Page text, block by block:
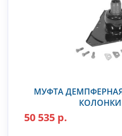
МУФТА ДЕМПФЕРНАЯ
КОЛОНКИ
50 535 р.